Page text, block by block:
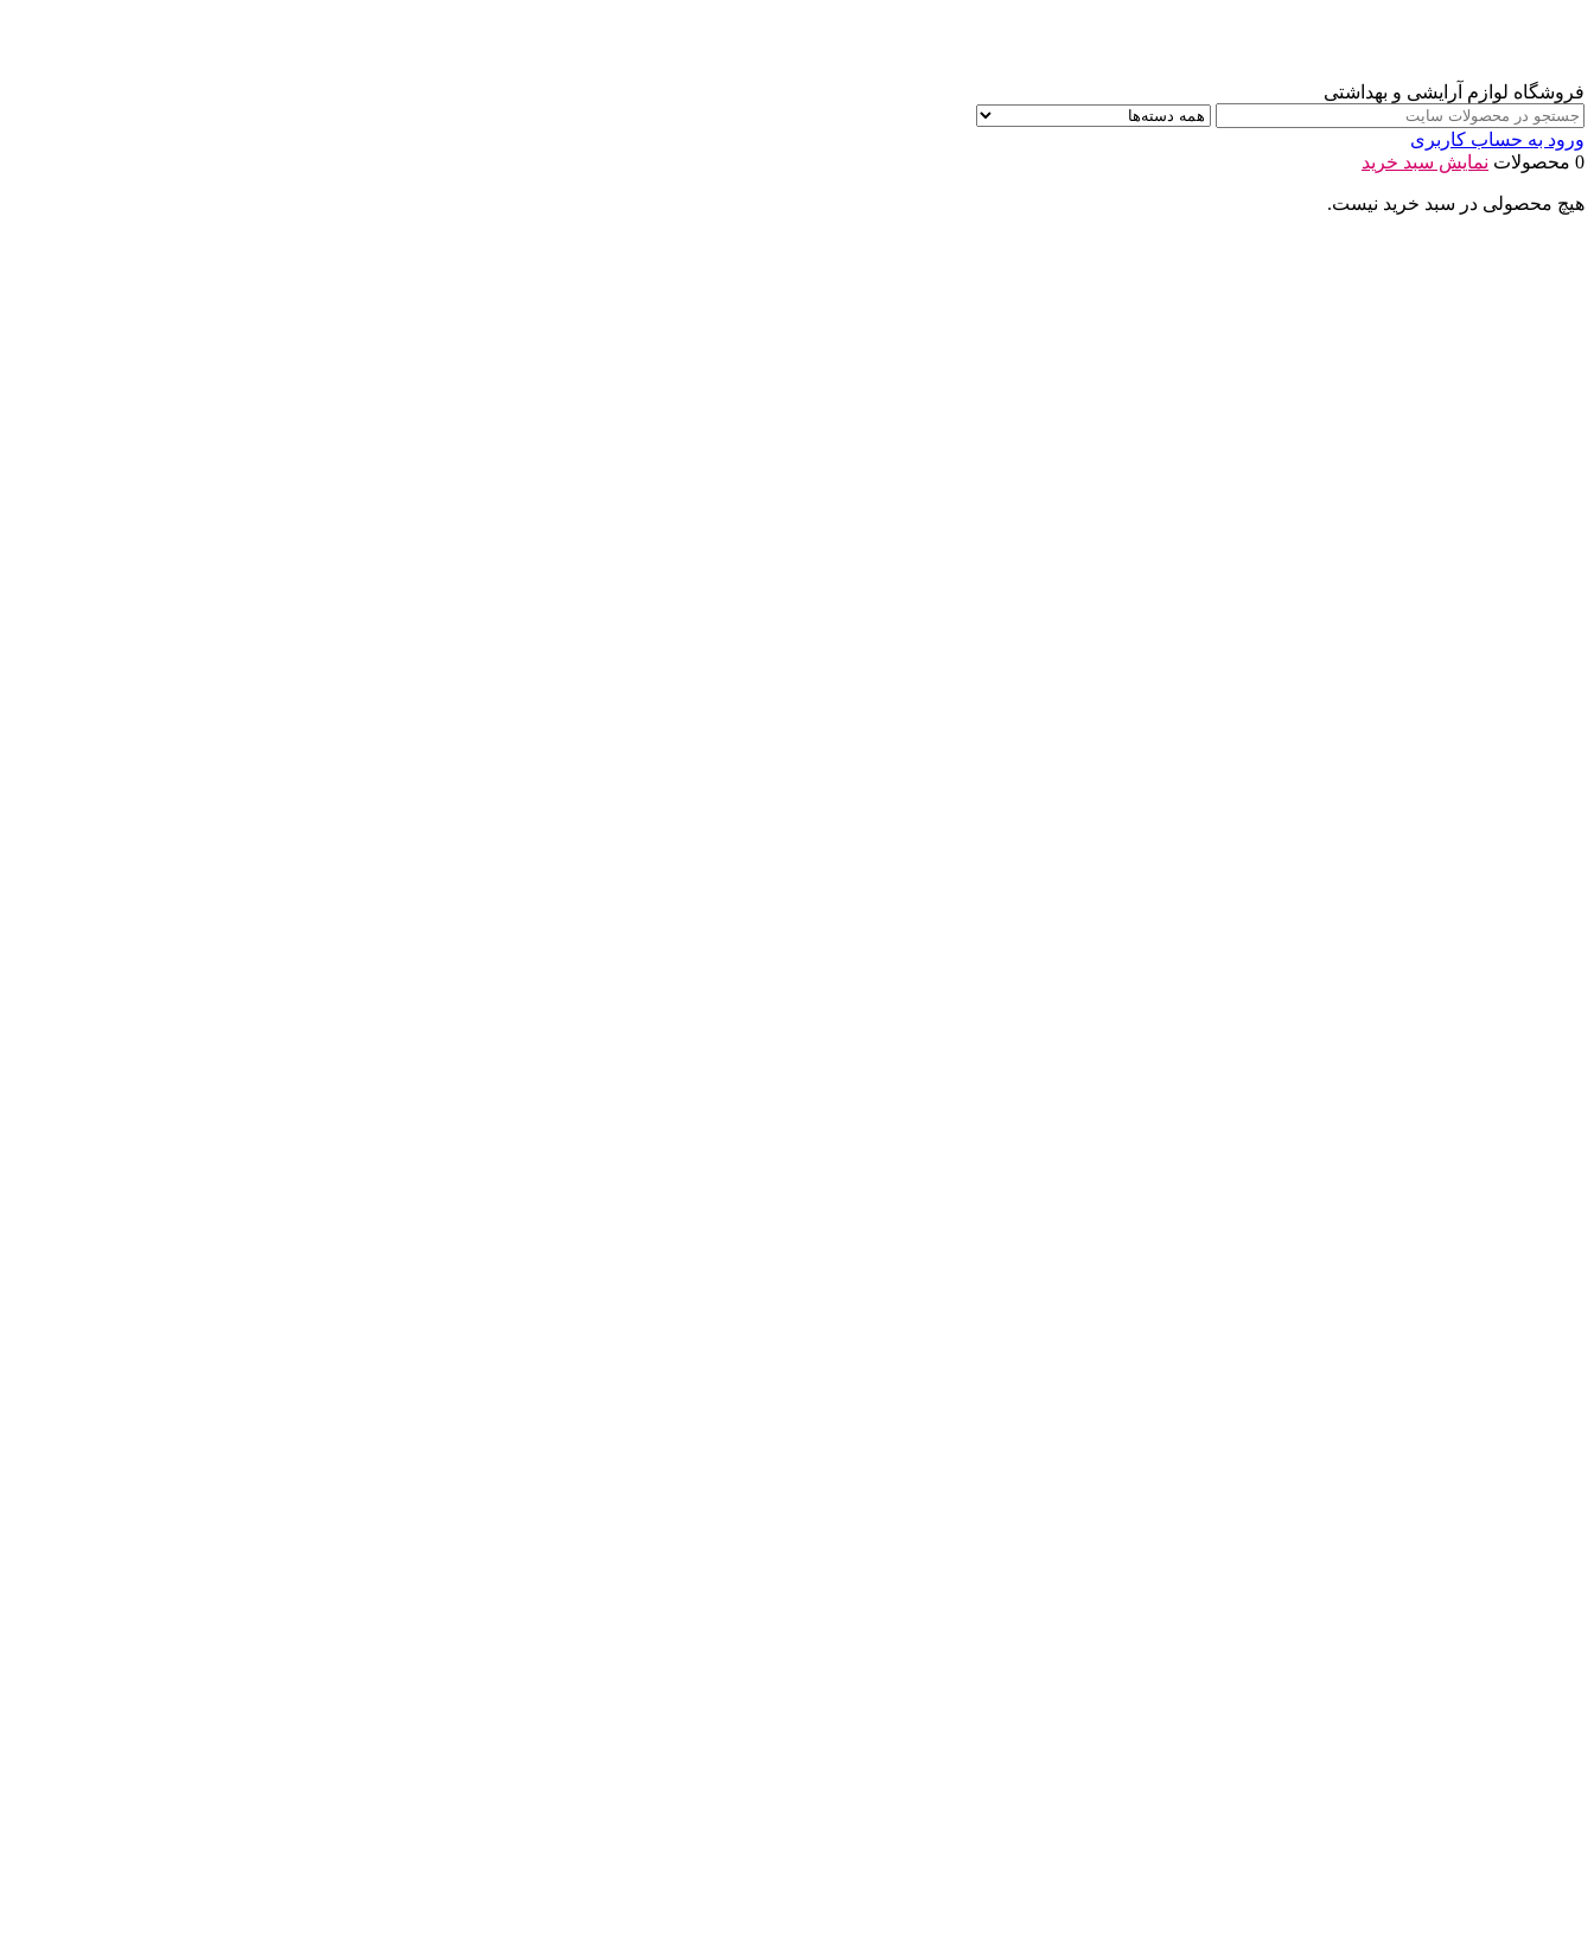
فروشگاه لوازم آرایشی و بهداشتی
ورود به حساب کاربری
0 محصولات
نمایش سبد خرید
هیچ محصولی در سبد خرید نیست.